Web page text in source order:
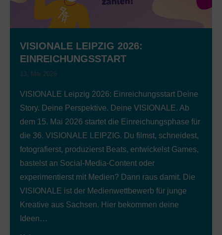
VISIONALE LEIPZIG 2026:
EINREICHUNGSSTART
13. Mai 2026
VISIONALE Leipzig 2026: Einreichungsstart Deine
Story. Deine Perspektive. Deine VISIONALE. Ab
dem 15. Mai 2026 startet die Einreichungsphase für
die 36. VISIONALE LEIPZIG. Du filmst, schneidest,
fotografierst, produzierst Beats, entwickelst Games,
bastelst an Social-Media-Content oder
experimentierst mit Medien? Dann raus damit. Die
VISIONALE ist der Medienwettbewerb für junge
Kreative aus Sachsen. Hier bekommen deine
Ideen…